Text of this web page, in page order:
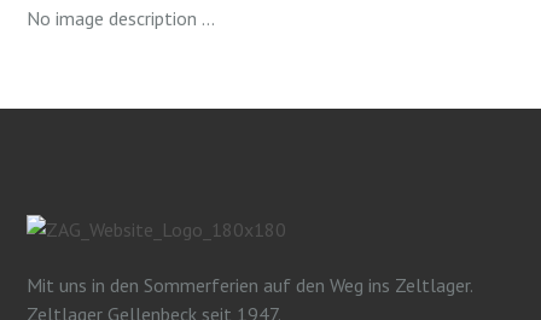
No image description ...
Mit uns in den Sommerferien auf den Weg ins Zeltlager.
Zeltlager Gellenbeck seit 1947.